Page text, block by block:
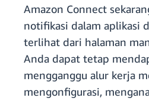
Amazon Connect
notifikasi dalam aplikasi
terlihat dari halaman
Anda dapat tetap
mengganggu alur kerja
mengonfigurasi,